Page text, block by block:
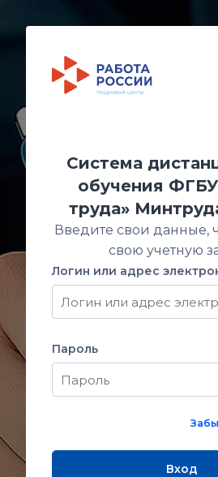
Система
обучения
труда»
Введите свои данные,
свою учетную
Логин или адрес
Логин или адрес
Пароль
Пароль
Вход